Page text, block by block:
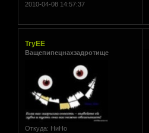
2010-04-08 14:57:37
TryEE
Ващепипецнахзадротище
Откуда: НиНо